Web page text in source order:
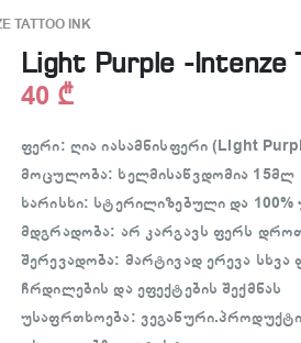
TATTOO INK
Light Purple -Intenze
40 ₾
ფერი: ღია იასამნისფერი (Light
მოცულობა: ხელმისაწვდომია 15მლ
ხარისხი: სტერილიზებული და
მდგრადობა: არ კარგავს ფერს
შერევადობა: მარტივად ერევა
ჩრდილების და ეფექტების შექმნას
უსაფრთხოება: